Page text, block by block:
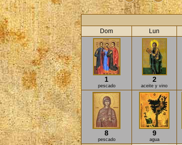
Dom Lun
1
pescado
2
aceite y vino
8
pescado
9
agua